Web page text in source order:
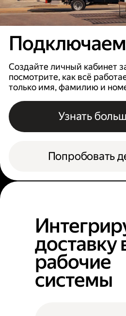
Создайте личный кабинет
посмотрите, как всё
только имя, фамилию и
Узнать
Попробовать
доставку
рабочие
системы